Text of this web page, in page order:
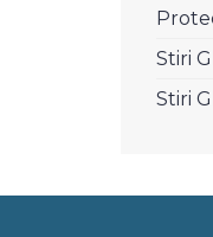
Stiri
Stiri